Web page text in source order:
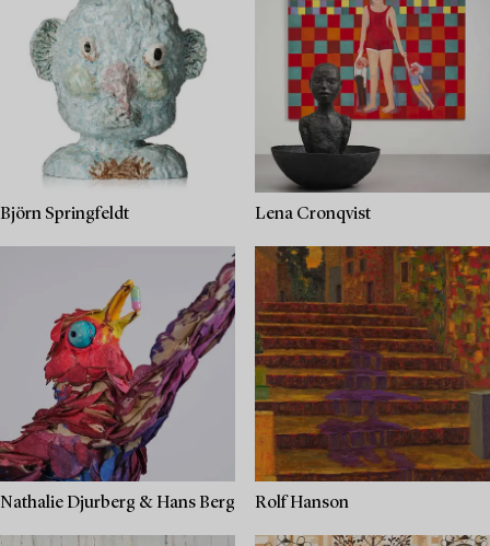
Björn Springfeldt Lena Cronqvist
Nathalie Djurberg & Hans Berg Rolf Hanson